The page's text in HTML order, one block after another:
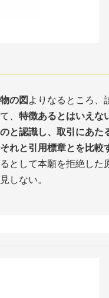
の図 よりなるところ、
、 特徴あるとはいえな
と認識し、取引にあた
れと引用標章とを比較
として本願を拒絶した
しない。